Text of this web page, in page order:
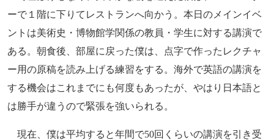
ーで１階に下りてレストランへ向かう。本日のメインイベ
ントは美術史・博物館学関係の教員・学生に対する講演で
ある。朝食後、部屋に戻った僕は、点字で作ったレクチャ
ー用の原稿を読み上げる練習をする。海外で英語の講演を
する機会はこれまでにも何度もあったが、やはり日本語と
は勝手が違うので緊張を強いられる。
現在、僕は平均すると年間で50回くらいの講演を引き受